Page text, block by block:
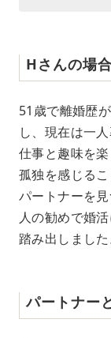
Hさんの場合
51歳で離婚歴
し、現在は一
仕事と趣味を
孤独を感じる
パートナーを
人の勧めで婚
踏み出しました
パートナー